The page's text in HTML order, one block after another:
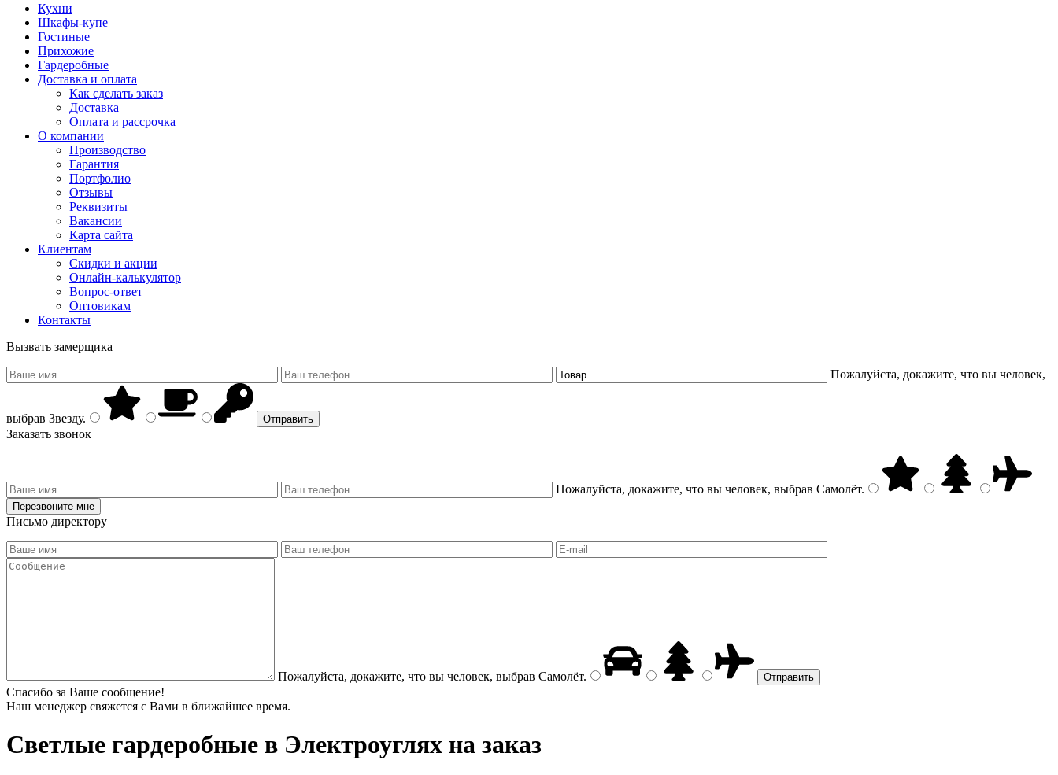
Кухни
Шкафы-купе
Гостиные
Прихожие
Гардеробные
Доставка и оплата
Как сделать заказ
Доставка
Оплата и рассрочка
О компании
Производство
Гарантия
Портфолио
Отзывы
Реквизиты
Вакансии
Карта сайта
Клиентам
Скидки и акции
Онлайн-калькулятор
Вопрос-ответ
Оптовикам
Контакты
Вызвать замерщика
Пожалуйста, докажите, что вы человек,
выбрав Звезду.
Заказать звонок
Пожалуйста, докажите, что вы человек, выбрав Самолёт.
Письмо директору
Пожалуйста, докажите, что вы человек, выбрав Самолёт.
Спасибо за Ваше сообщение!
Наш менеджер свяжется с Вами в ближайшее время.
Светлые гардеробные в Электроуглях на заказ